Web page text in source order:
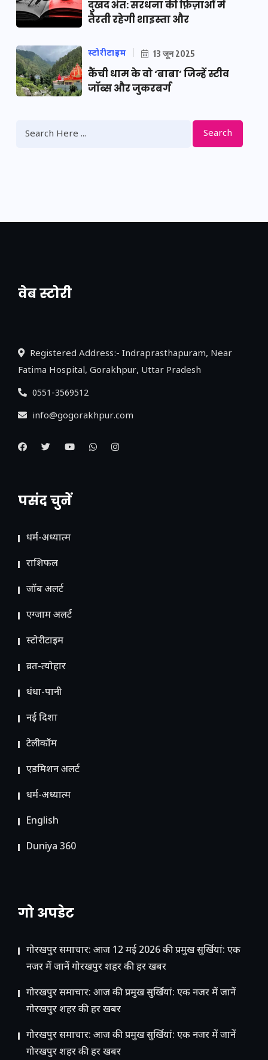
दुखद अंत: सरधना की फ़िज़ाओं में
तैरती रहेगी शाइस्ता और
स्टोरीटाइम 13 जून 2025
कैंची धाम के वो ‘बाबा’ जिन्हें स्टीव
जॉब्स और जुकरबर्ग
Search
वेब स्टोरी
नया एक्सप्रेसवे: पूर्वांचल का लक, डेवलपमेंट का
Registered Address:- Indraprasthapuram, Near
Fatima Hospital, Gorakhpur, Uttar Pradesh
0551-3569512
info@gogorakhpur.com
पसंद चुनें
धर्म-अध्यात्म
राशिफल
जॉब अलर्ट
एग्जाम अलर्ट
स्टोरीटाइम
व्रत-त्योहार
धंधा-पानी
नई दिशा
टेलीकॉम
ए​डमिशन अलर्ट
धर्म-अध्यात्म
English
Duniya 360
गो अपडेट
गोरखपुर समाचार: आज 12 मई 2026 की प्रमुख सुर्खियां: एक
नजर में जानें गोरखपुर शहर की हर खबर
गोरखपुर समाचार: आज की प्रमुख सुर्खियां: एक नजर में जानें
गोरखपुर शहर की हर खबर
गोरखपुर समाचार: आज की प्रमुख सुर्खियां: एक नजर में जानें
गोरखपुर शहर की हर खबर